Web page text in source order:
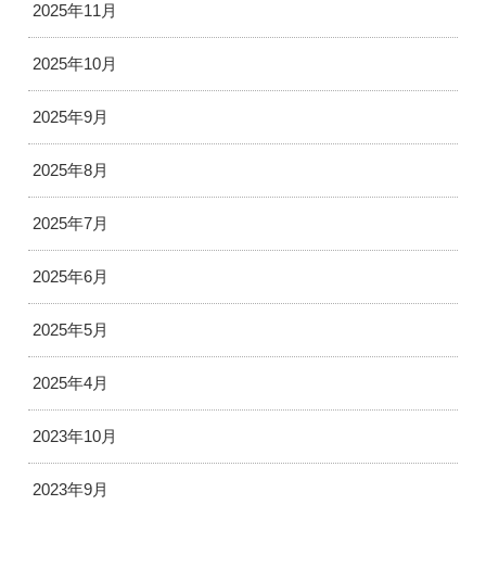
2025年11月
2025年10月
2025年9月
2025年8月
2025年7月
2025年6月
2025年5月
2025年4月
2023年10月
2023年9月